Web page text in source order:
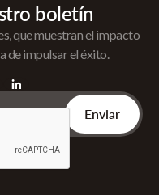
boletín
que muestran el impacto
de impulsar el éxito.